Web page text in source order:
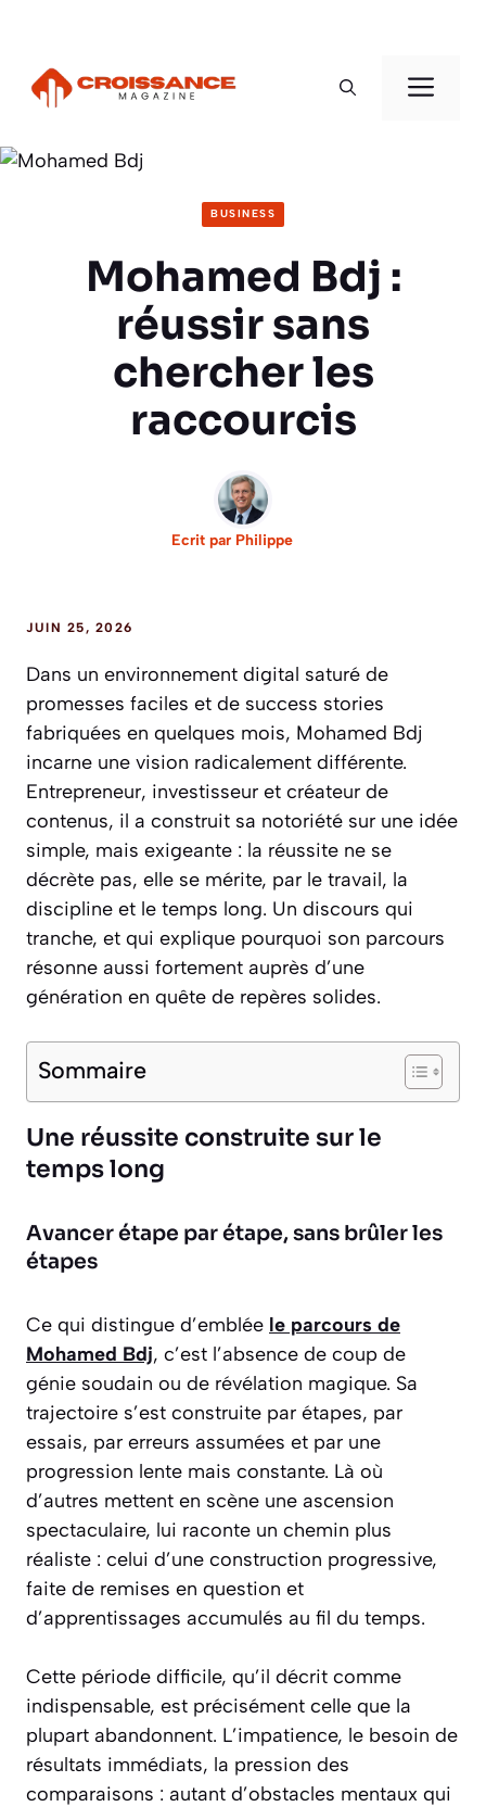
contenu
BUSINESS
Mohamed Bdj :
réussir sans
chercher les
raccourcis
Ecrit par Philippe
JUIN 25, 2026
Dans un environnement digital saturé de
promesses faciles et de success stories
fabriquées en quelques mois, Mohamed Bdj
incarne une vision radicalement différente.
Entrepreneur, investisseur et créateur de
contenus, il a construit sa notoriété sur une idée
simple, mais exigeante : la réussite ne se
décrète pas, elle se mérite, par le travail, la
discipline et le temps long. Un discours qui
tranche, et qui explique pourquoi son parcours
résonne aussi fortement auprès d’une
génération en quête de repères solides.
Sommaire
Une réussite construite sur le
temps long
Avancer étape par étape, sans brûler les
étapes
Ce qui distingue d’emblée le parcours de
Mohamed Bdj, c’est l’absence de coup de
génie soudain ou de révélation magique. Sa
trajectoire s’est construite par étapes, par
essais, par erreurs assumées et par une
progression lente mais constante. Là où
d’autres mettent en scène une ascension
spectaculaire, lui raconte un chemin plus
réaliste : celui d’une construction progressive,
faite de remises en question et
d’apprentissages accumulés au fil du temps.
Cette période difficile, qu’il décrit comme
indispensable, est précisément celle que la
plupart abandonnent. L’impatience, le besoin de
résultats immédiats, la pression des
comparaisons : autant d’obstacles mentaux qui